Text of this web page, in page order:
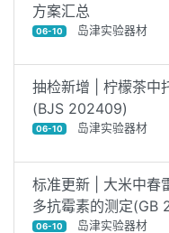
方案汇总
06-10 岛津实验器材
抽检新增 | 柠檬茶中
(BJS 202409)
06-10 岛津实验器材
标准更新 | 大米中春
多抗霉素的测定(GB
06-10 岛津实验器材